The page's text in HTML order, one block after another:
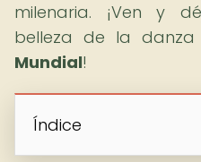
milenaria. ¡Ven y
belleza de la danza
Mundial!
Índice